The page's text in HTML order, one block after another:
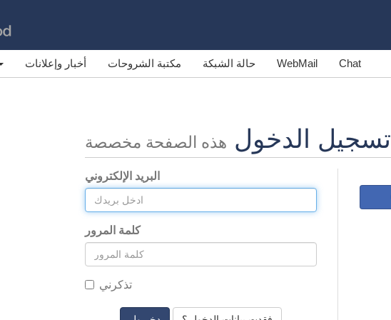
أخبار وإعلانات مكتبة الشروحات حالة الشبكة WebMail Chat
تسجيل الدخول هذه الصفحة مخصصة
البريد الإلكتروني
كلمة المرور
تذكرني